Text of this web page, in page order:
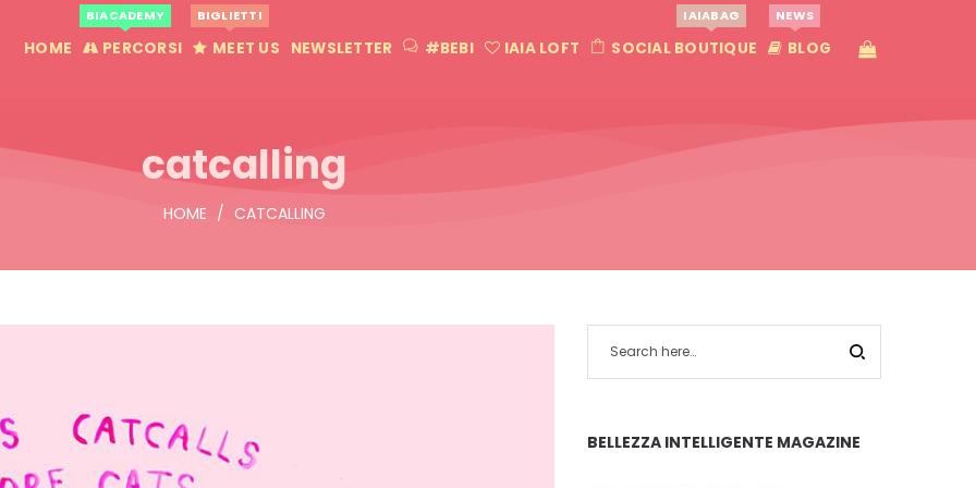
HOME PERCORSI
BIACADEMY
MEET US
BIGLIETTI
NEWSLETTER #BEBI IAIA LOFT SOCIAL BOUTIQUE
IAIABAG
BLOG
NEWS
catcalling
HOME / CATCALLING
BELLEZZA INTELLIGENTE MAGAZINE